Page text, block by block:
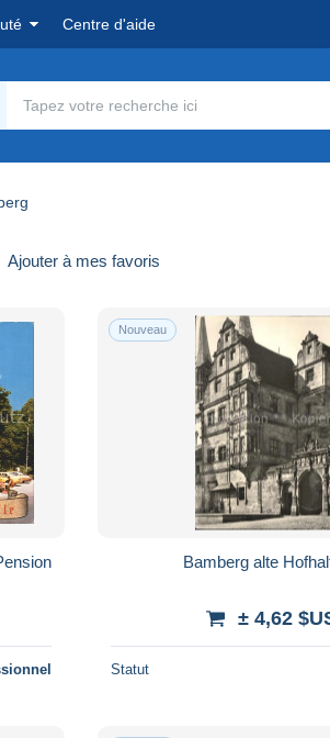
Centre d'aide
Ajouter à mes favoris
Nouveau
Bamberg alte
± 4,62
Statut